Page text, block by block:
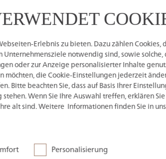
Erlebnis zu bieten. Dazu zählen Cookies,
notwendig sind, sowie
oder zur Anzeige personalisierter Inhalte
möchten, die Cookie-Einstellungen jederzeit
Bitte beachten Sie, dass auf Basis Ihrer
Wenn Sie Ihre Auswahl treffen, erklären
alt sind. Weitere Informationen finden Sie in
Personalisierung